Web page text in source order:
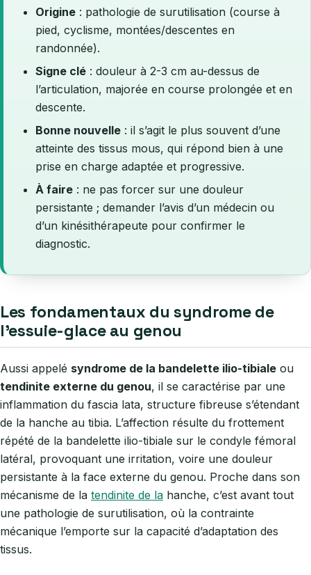
Origine : pathologie de surutilisation (course à
pied, cyclisme, montées/descentes en
randonnée).
Signe clé : douleur à 2-3 cm au-dessus de
l’articulation, majorée en course prolongée et en
descente.
Bonne nouvelle : il s’agit le plus souvent d’une
atteinte des tissus mous, qui répond bien à une
prise en charge adaptée et progressive.
À faire : ne pas forcer sur une douleur
persistante ; demander l’avis d’un médecin ou
d’un kinésithérapeute pour confirmer le
diagnostic.
Les fondamentaux du syndrome de
l’essuie-glace au genou
Aussi appelé syndrome de la bandelette ilio-tibiale ou
tendinite externe du genou, il se caractérise par une
inflammation du fascia lata, structure fibreuse s’étendant
de la hanche au tibia. L’affection résulte du frottement
répété de la bandelette ilio-tibiale sur le condyle fémoral
latéral, provoquant une irritation, voire une douleur
persistante à la face externe du genou. Proche dans son
mécanisme de la tendinite de la hanche, c’est avant tout
une pathologie de surutilisation, où la contrainte
mécanique l’emporte sur la capacité d’adaptation des
tissus.